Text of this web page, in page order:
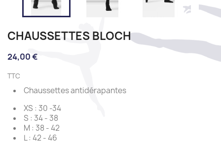
CHAUSSETTES BLOCH
24,00 €
TTC
Chaussettes antidérapantes
XS : 30 -34
S : 34 - 38
M : 38 - 42
L : 42 - 46